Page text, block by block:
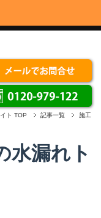
ト TOP 記事一覧
施工
水漏れト